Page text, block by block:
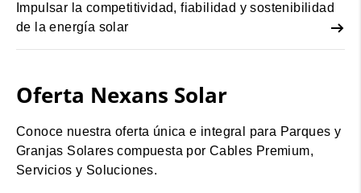
Impulsar la competitividad, fiabilidad y sostenibilidad
de la energía solar
Oferta Nexans Solar
Conoce nuestra oferta única e integral para Parques y
Granjas Solares compuesta por Cables Premium,
Servicios y Soluciones.